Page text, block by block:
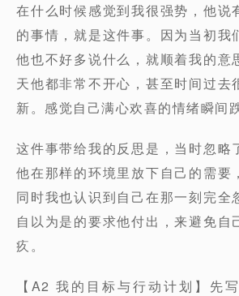
在什么时候感觉到我很强势，他说
的事情，就是这件事。因为当初我
他也不好多说什么，就顺着我的意
天他都非常不开心，甚至时间过去
新。感觉自己满心欢喜的情绪瞬间
这件事带给我的反思是，当时忽略
他在那样的环境里放下自己的需要
同时我也认识到自己在那一刻完全
自以为是的要求他付出，来避免自
疚。
【A2 我的目标与行动计划】先